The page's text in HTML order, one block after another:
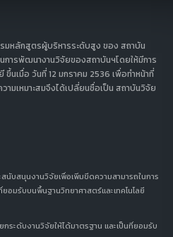
มหลักสูตรผู้บริหารระดับสูง ของ สถาบัน
การพัฒนางานวิจัยของสถาบันฯโดยให้มีการ
นเมื่อ วันที่ 12 มกราคม 2536 เพื่อทำหน้าที่
ามเหมาะสมจึงได้เปลี่ยนชื่อเป็น สถาบันวิจัย
บสนุนงานวิจัยเพื่อเพิ่มขีดความสามารถในการ
อมรับบนพื้นฐานวิทยาศาสตร์และเทคโนโลยี
ะดับงานวิจัยให้ได้มาตรฐาน และเป็นที่ยอมรับ